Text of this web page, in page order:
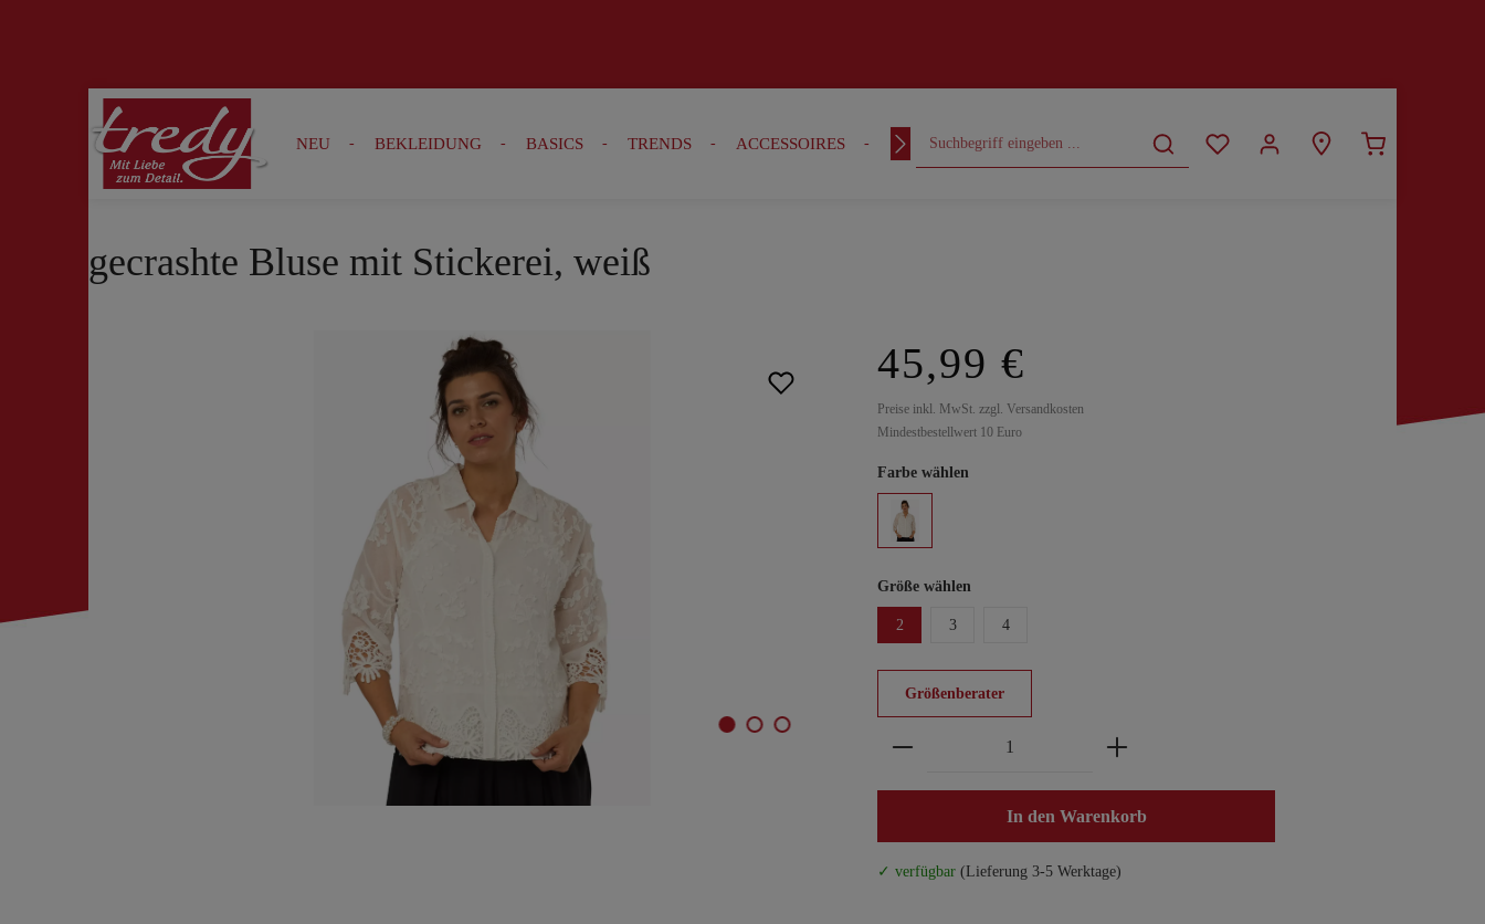
Zur Suche springen Zur Hauptnavigation springen
NEU BEKLEIDUNG BASICS TRENDS ACCESSOIRES OUTFITS CURVY
gecrashte Bluse mit Stickerei, weiß
45,99 €
Preise inkl. MwSt. zzgl. Versandkosten
Mindestbestellwert 10 Euro
Farbe wählen
Größe wählen
2 3 4
Größenberater
Produkt Anzahl: Gib den gewünschten Wert ein oder
In den Warenkorb
✓ verfügbar (Lieferung 3-5 Werktage)